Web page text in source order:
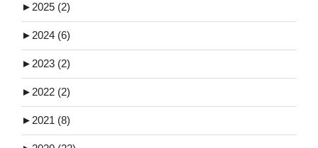
► 2025 (2)
► 2024 (6)
► 2023 (2)
► 2022 (2)
► 2021 (8)